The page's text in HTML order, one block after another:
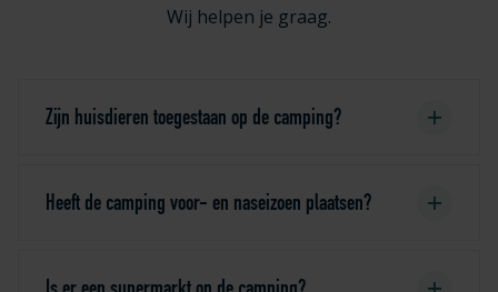
Wij helpen je graag.
Zijn huisdieren toegestaan op de camping?
Heeft de camping voor- en naseizoen plaatsen?